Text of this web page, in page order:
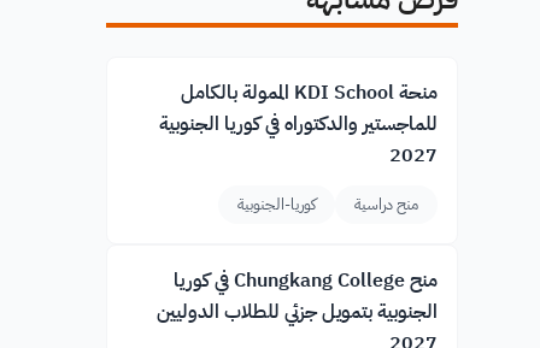
منحة KDI School الممولة بالكامل
للماجستير والدكتوراه في كوريا الجنوبية
2027
منح دراسية كوريا-الجنوبية
منح Chungkang College في كوريا
الجنوبية بتمويل جزئي للطلاب الدوليين